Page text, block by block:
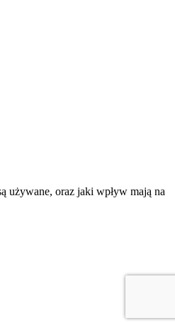
używane, oraz jaki wpływ mają na